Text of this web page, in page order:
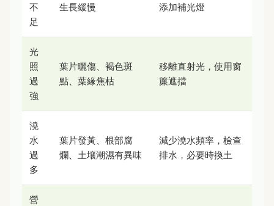
不
足
生長緩慢
添加補光燈
光
照
過
強
葉片曬傷、褐色斑
點、葉緣焦枯
移離直射光，使用窗
簾遮擋
澆
水
過
多
葉片發黃、根部腐
爛、土壤潮濕有異味
減少澆水頻率，檢查
排水，必要時換土
營